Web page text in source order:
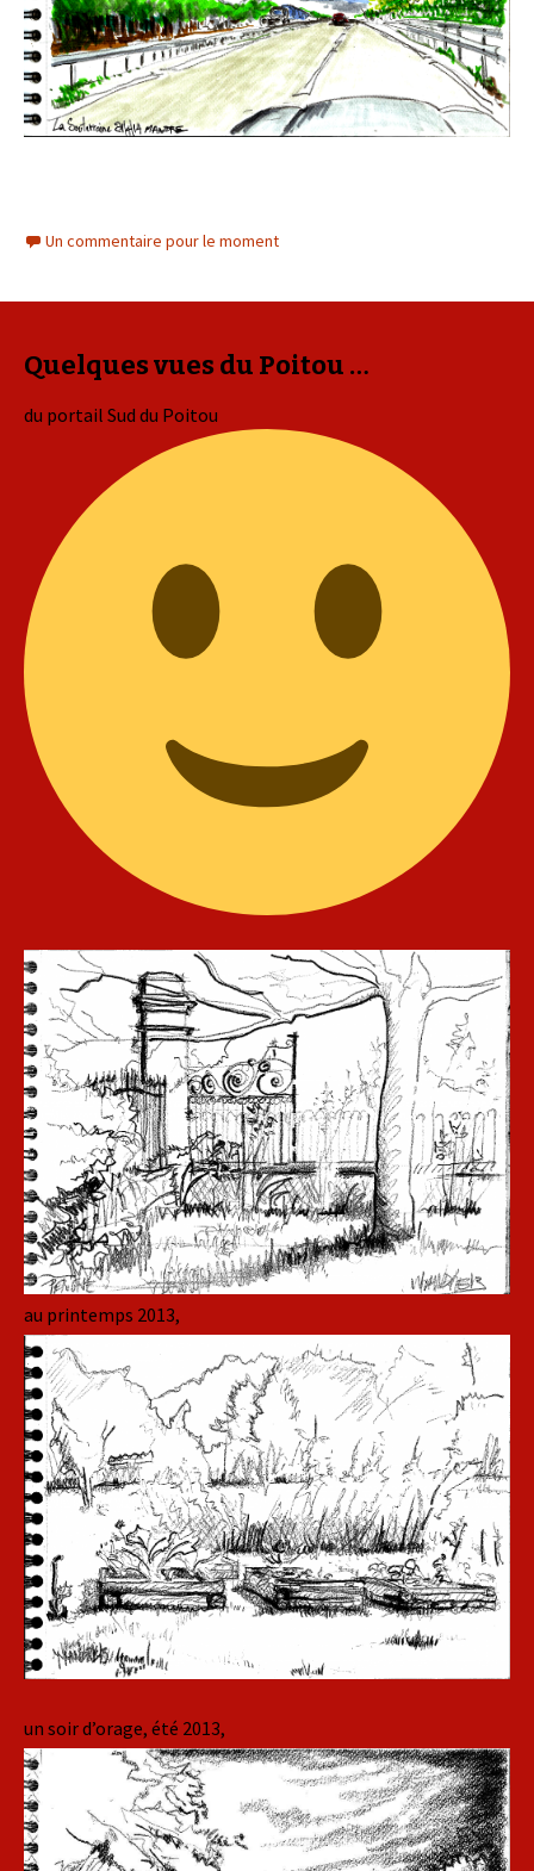
Un commentaire pour le moment
Quelques vues du Poitou …
du portail Sud du Poitou
au printemps 2013,
un soir d’orage, été 2013,